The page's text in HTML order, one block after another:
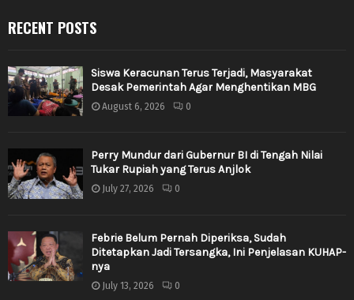
RECENT POSTS
Siswa Keracunan Terus Terjadi, Masyarakat
Desak Pemerintah Agar Menghentikan MBG
August 6, 2026 0
Perry Mundur dari Gubernur BI di Tengah Nilai
Tukar Rupiah yang Terus Anjlok
July 27, 2026 0
Febrie Belum Pernah Diperiksa, Sudah
Ditetapkan Jadi Tersangka, Ini Penjelasan KUHAP-
nya
July 13, 2026 0